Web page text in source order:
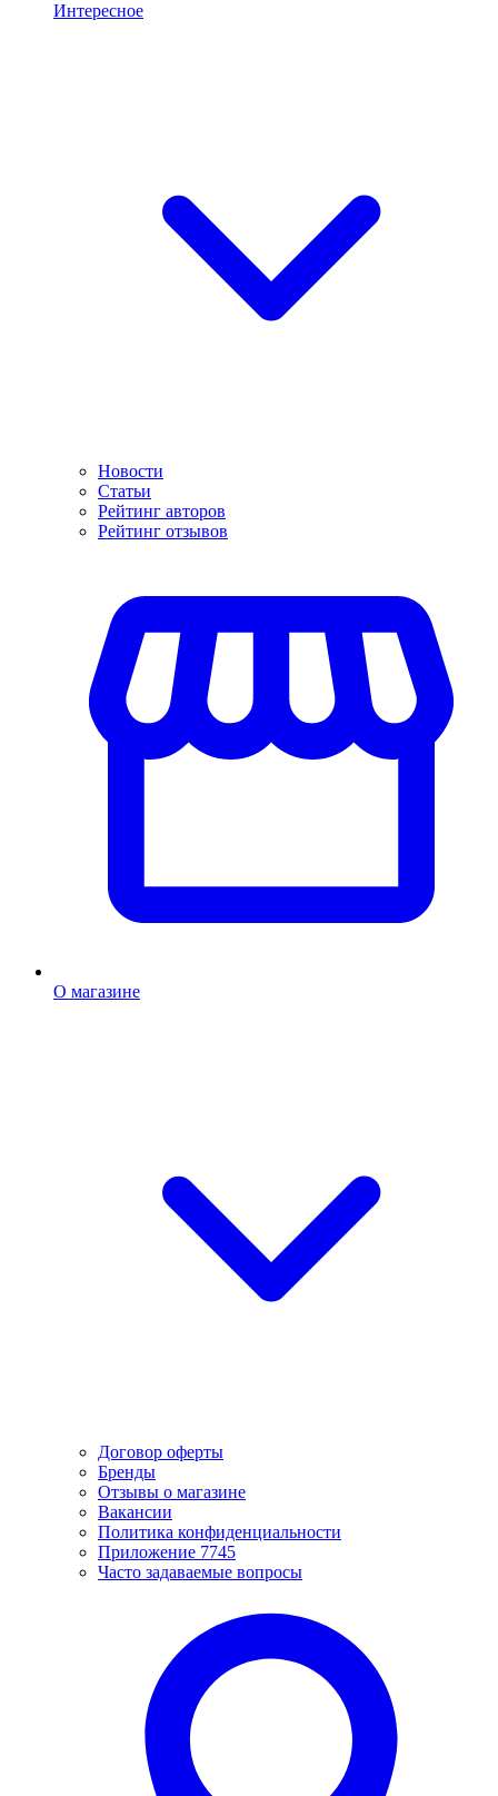
Интересное
Новости
Статьи
Рейтинг авторов
Рейтинг отзывов
О магазине
Договор оферты
Бренды
Отзывы о магазине
Вакансии
Политика конфиденциальности
Приложение 7745
Часто задаваемые вопросы